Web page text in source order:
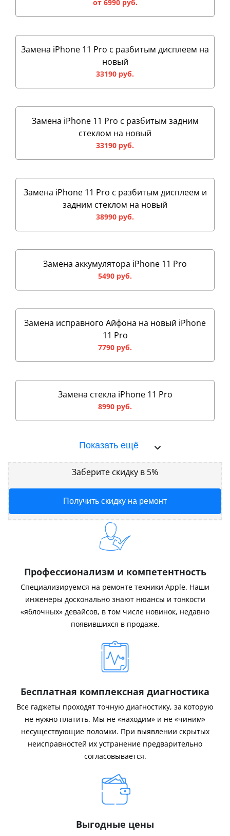
от 6990 руб.
Замена iPhone 11 Pro с разбитым дисплеем на
новый
33190 руб.
Замена iPhone 11 Pro с разбитым задним
стеклом на новый
33190 руб.
Замена iPhone 11 Pro с разбитым дисплеем и
задним стеклом на новый
38990 руб.
Замена аккумулятора iPhone 11 Pro
5490 руб.
Замена исправного Айфона на новый iPhone
11 Pro
7790 руб.
Замена стекла iPhone 11 Pro
8990 руб.
Показать ещё
Заберите скидку в 5%
Получить скидку на ремонт
Профессионализм и компетентность
Специализируемся на ремонте техники Apple. Наши
инженеры досконально знают нюансы и тонкости
«яблочных» девайсов, в том числе новинок, недавно
появившихся в продаже.
Бесплатная комплексная диагностика
Все гаджеты проходят точную диагностику, за которую
не нужно платить. Мы не «находим» и не «чиним»
несуществующие поломки. При выявлении скрытых
неисправностей их устранение предварительно
согласовывается.
Выгодные цены